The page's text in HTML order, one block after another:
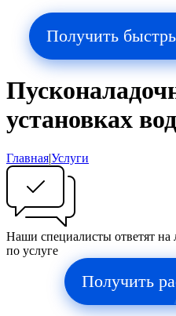
Получить
установках
Главная|Услуги
Наши специалисты ответят
по услуге
Получить